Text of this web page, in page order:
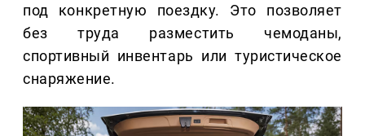
под конкретную поездку. Это позволяет
без труда разместить чемоданы,
спортивный инвентарь или туристическое
снаряжение.